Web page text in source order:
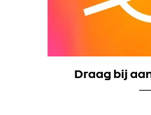
Draag bij